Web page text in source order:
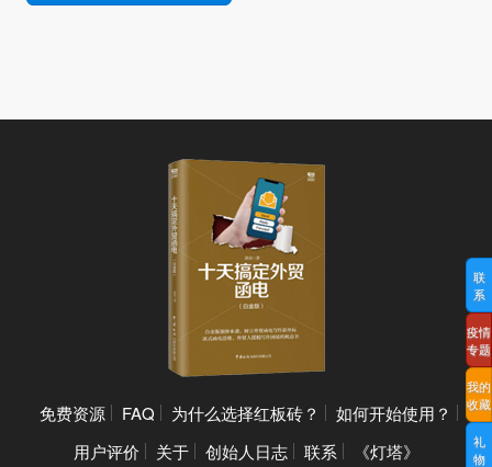
免费资源 FAQ 为什么选择红板砖？
如何开始使用？
用户评价
关于 创始人日志 联系 《灯塔》
联
系
疫情
专题
我的
收藏
礼
物